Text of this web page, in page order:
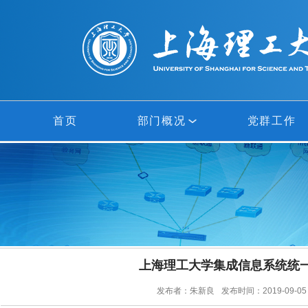
首页 部门概况
网络中心
信息中心
党群工作
上海理工大学集成信息系统统
发布者：朱新良 发布时间：2019-09-05